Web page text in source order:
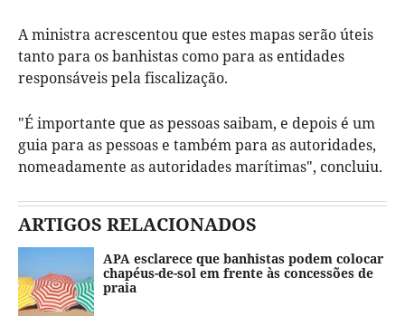
A ministra acrescentou que estes mapas serão úteis
tanto para os banhistas como para as entidades
responsáveis pela fiscalização.
"É importante que as pessoas saibam, e depois é um
guia para as pessoas e também para as autoridades,
nomeadamente as autoridades marítimas", concluiu.
ARTIGOS RELACIONADOS
APA esclarece que banhistas podem colocar
chapéus-de-sol em frente às concessões de
praia